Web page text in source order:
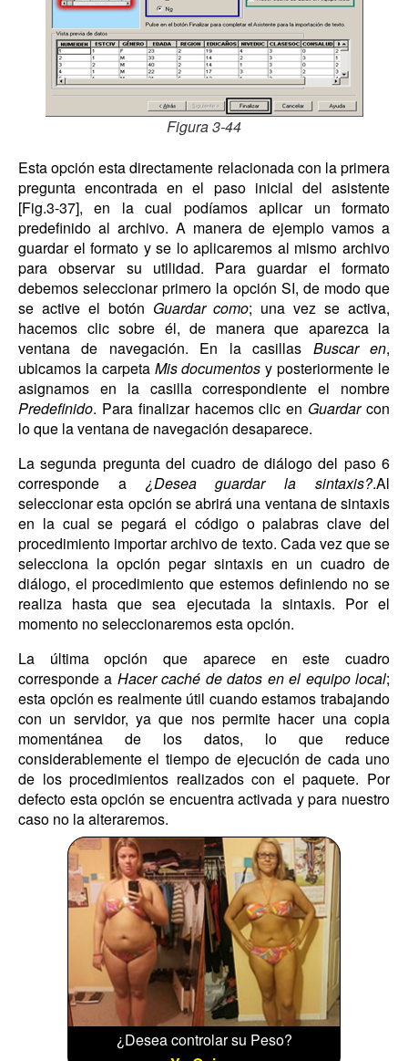
Figura 3-44
Esta opción esta directamente relacionada con la primera
pregunta encontrada en el paso inicial del asistente
[Fig.3-37], en la cual podíamos aplicar un formato
predefinido al archivo. A manera de ejemplo vamos a
guardar el formato y se lo aplicaremos al mismo archivo
para observar su utilidad. Para guardar el formato
debemos seleccionar primero la opción SI, de modo que
se active el botón Guardar como; una vez se activa,
hacemos clic sobre él, de manera que aparezca la
ventana de navegación. En la casillas Buscar en,
ubicamos la carpeta Mis documentos y posteriormente le
asignamos en la casilla correspondiente el nombre
Predefinido. Para finalizar hacemos clic en Guardarcon
lo que la ventana de navegación desaparece.
La segunda pregunta del cuadro de diálogo del paso 6
corresponde a ¿Desea guardar la sintaxis?.Al
seleccionar esta opción se abrirá una ventana de sintaxis
en la cual se pegará el código o palabras clave del
procedimiento importar archivo de texto. Cada vez que se
selecciona la opción pegar sintaxis en un cuadro de
diálogo, el procedimiento que estemos definiendo no se
realiza hasta que sea ejecutada la sintaxis. Por el
momento no seleccionaremos esta opción.
La última opción que aparece en este cuadro
corresponde a Hacer caché de datos en el equipo local;
esta opción es realmente útil cuando estamos trabajando
con un servidor, ya que nos permite hacer una copia
momentánea de los datos, lo que reduce
considerablemente el tiempo de ejecución de cada uno
de los procedimientos realizados con el paquete. Por
defecto esta opción se encuentra activada y para nuestro
caso no la alteraremos.
¿Desea controlar su Peso?